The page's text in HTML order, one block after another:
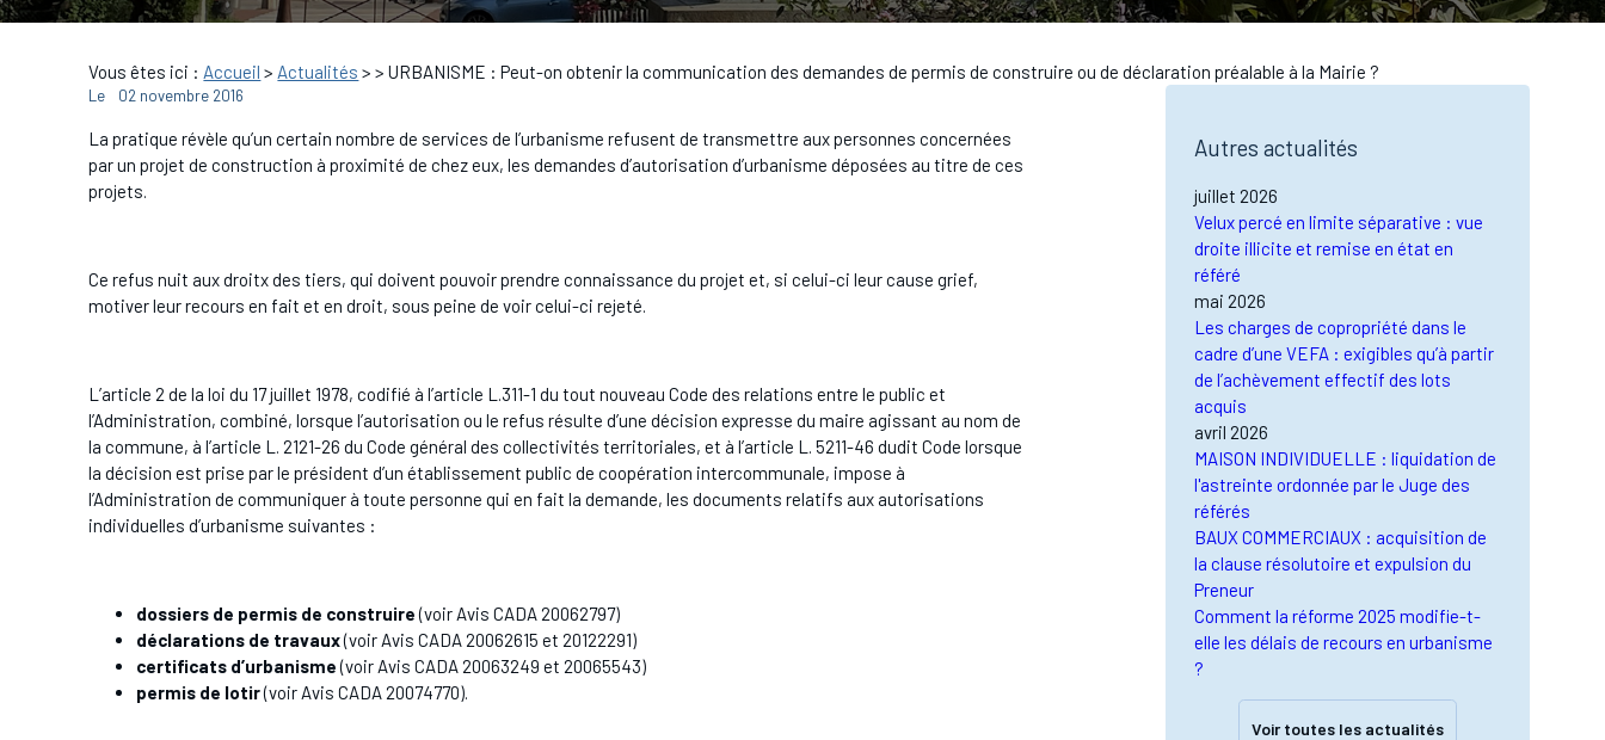
Vous êtes ici : Accueil > Actualités >> URBANISME : Peut-on obtenir la communication des demandes de permis de construire ou de déclaration préalable à la Mairie ?
Le 02 novembre 2016
La pratique révèle qu’un certain nombre de services de l’urbanisme refusent de transmettre aux personnes concernées
par un projet de construction à proximité de chez eux, les demandes d’autorisation d’urbanisme déposées au titre de ces
projets.
Ce refus nuit aux droitx des tiers, qui doivent pouvoir prendre connaissance du projet et, si celui-ci leur cause grief,
motiver leur recours en fait et en droit, sous peine de voir celui-ci rejeté.
L’article 2 de la loi du 17 juillet 1978, codifié à l’article L.311-1 du tout nouveau Code des relations entre le public et
l’Administration, combiné, lorsque l’autorisation ou le refus résulte d’une décision expresse du maire agissant au nom de
la commune, à l’article L. 2121-26 du Code général des collectivités territoriales, et à l’article L. 5211-46 dudit Code lorsque
la décision est prise par le président d’un établissement public de coopération intercommunale, impose à
l’Administration de communiquer à toute personne qui en fait la demande, les documents relatifs aux autorisations
individuelles d’urbanisme suivantes :
dossiers de permis de construire(voir Avis CADA 20062797)
déclarations de travaux(voir Avis CADA 20062615 et 20122291)
certificats d’urbanisme(voir Avis CADA 20063249 et 20065543)
permis de lotir(voir Avis CADA 20074770).
Autres actualités
juillet 2026
Velux percé en limite séparative : vue
droite illicite et remise en état en
référé
mai 2026
Les charges de copropriété dans le
cadre d’une VEFA : exigibles qu’à partir
de l’achèvement effectif des lots
acquis
avril 2026
MAISON INDIVIDUELLE : liquidation de
l'astreinte ordonnée par le Juge des
référés
BAUX COMMERCIAUX : acquisition de
la clause résolutoire et expulsion du
Preneur
Comment la réforme 2025 modifie-t-
elle les délais de recours en urbanisme
?
Voir toutes les actualités